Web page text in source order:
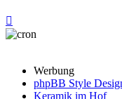
Werbung
phpBB Style
Keramik im Hof